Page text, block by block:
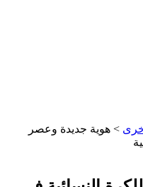
> هوية جديدة وعصر